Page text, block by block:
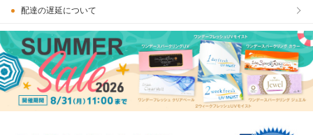
配達の遅延について